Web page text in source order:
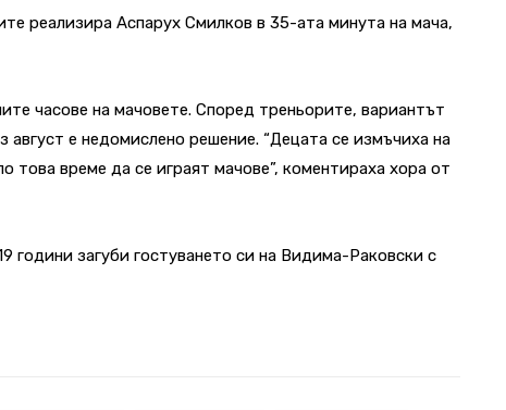
реализира Аспарух Смилков в 35-ата минута на мача,
часове на мачовете. Според треньорите, вариантът
август е недомислено решение. “Децата се измъчиха на
това време да се играят мачове”, коментираха хора от
години загуби гостуването си на Видима-Раковски с